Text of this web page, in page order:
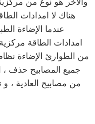
والآخر هو نوع من
هناك لا امدادات
عندما الإضاءة
امدادات الطاقة
من الطوارئ الإضاءة نظام
جميع المصابيح حذف ،
من مصابيح العادية ،